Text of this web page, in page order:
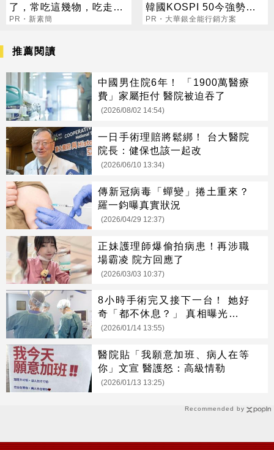
了，常吃這幾物，吃走大
肚囊，瘦出小蠻腰
PR・新素簡
韓國KOSPI 50今強勢開
募
PR・大華銀全能行銷方案
Recommended by
推薦閱讀
中國男住院6年！ 「1900萬醫療
費」家屬拒付 醫院被迫吞了
(2026/08/02 14:54)
一日手術理賠將鬆綁！ 台大醫院
院長：健保也該一起改
(2026/06/10 13:34)
傳新冠病毒「蟬變」捲土重來？
羅一鈞曝真實狀況
(2026/04/29 12:37)
正妹護理師爆偷拍病患！再涉職
場霸凌 院方回應了
(2026/03/03 10:37)
8小時手術完又接下一台！ 她好
奇「都不休息？」 真相曝光網震
撼
(2026/01/14 13:55)
醫院貼「我願意加班、病人在等
你」文宣 醫護怒：高級情勒
(2026/01/13 13:25)